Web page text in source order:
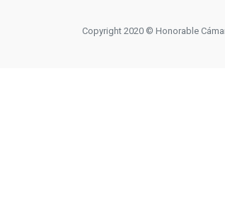
Copyright 2020 © Honorable